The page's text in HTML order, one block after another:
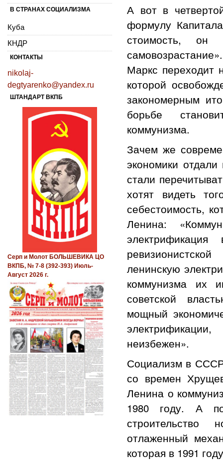
А вот в
формулу
стоимость, он
Маркс переходит
которой
закономерным
борьбе
коммунизма.
Зачем же
экономики
стали
хотят видеть
себестоимость,
Ленина:
ленинскую
коммунизма их
советской
мощный
неизбежен».
Социализм в
со времен
Ленина о
1980 году. А по
отлаженный
которая в 1991
В СТРАНАХ СОЦИАЛИЗМА
Куба
КНДР
КОНТАКТЫ
nikolaj-
degtyarenko@yandex.ru
ШТАНДАРТ ВКПБ
Серп и Молот БОЛЬШЕВИКА ЦО
ВКПБ, № 7-8 (392-393) Июль-
Август 2026 г.